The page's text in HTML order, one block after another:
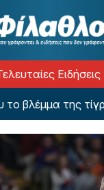
Ειδήσεις
της τίγρης»